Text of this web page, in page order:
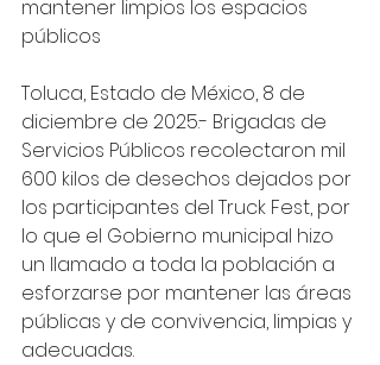
mantener limpios los espacios
públicos
Toluca, Estado de México, 8 de
diciembre de 2025.- Brigadas de
Servicios Públicos recolectaron mil
600 kilos de desechos dejados por
los participantes del Truck Fest, por
lo que el Gobierno municipal hizo
un llamado a toda la población a
esforzarse por mantener las áreas
públicas y de convivencia, limpias y
adecuadas.